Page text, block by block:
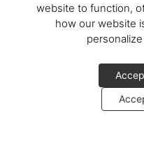
website to function,
how our website